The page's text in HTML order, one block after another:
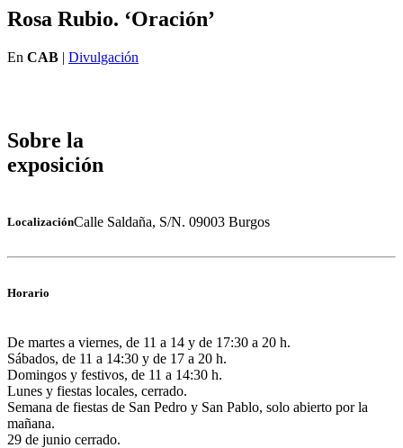
Rosa Rubio. ‘Oración’
En CAB | Divulgación
Sobre la
exposición
LocalizaciónCalle Saldaña, S/N. 09003 Burgos
Horario
De martes a viernes, de 11 a 14 y de 17:30 a 20 h.
Sábados, de 11 a 14:30 y de 17 a 20 h.
Domingos y festivos, de 11 a 14:30 h.
Lunes y fiestas locales, cerrado.
Semana de fiestas de San Pedro y San Pablo, solo abierto por la
mañana.
29 de junio cerrado.